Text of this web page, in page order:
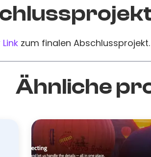
Link zum finalen Abschlussprojekt.
Ähnliche